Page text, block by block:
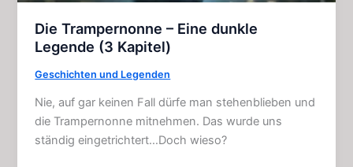
Die Trampernonne – Eine dunkle
Legende (3 Kapitel)
Geschichten und Legenden
Nie, auf gar keinen Fall dürfe man stehenblieben und
die Trampernonne mitnehmen. Das wurde uns
ständig eingetrichtert…Doch wieso?